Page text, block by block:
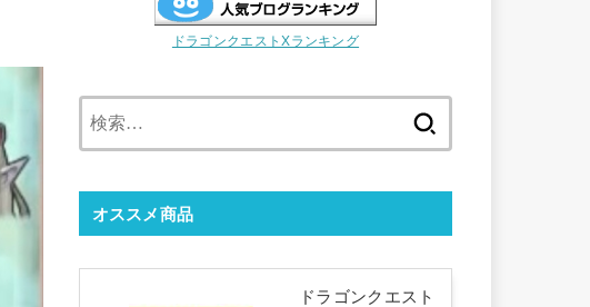
ドラゴンクエストXランキング
オススメ商品
ドラゴンクエスト